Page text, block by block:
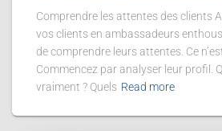
Comprendre les attentes des clients
vos clients en ambassadeurs
de comprendre leurs attentes. Ce
Commencez par analyser leur profil.
vraiment ? Quels Read more